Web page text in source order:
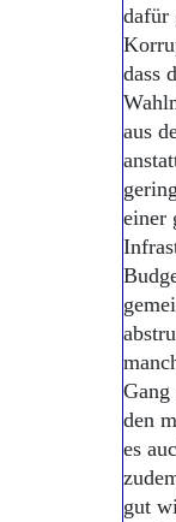
dafür
dass
aus
einer
den
es
gut